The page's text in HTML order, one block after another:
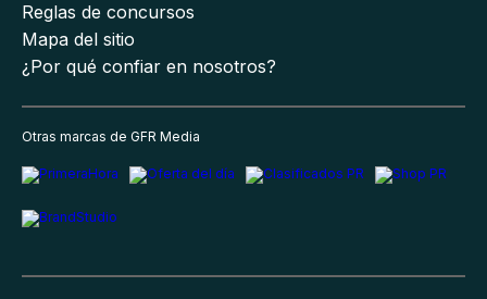
Reglas de concursos
Mapa del sitio
¿Por qué confiar en nosotros?
Otras marcas de GFR Media